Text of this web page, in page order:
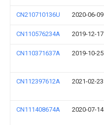
CN210710136U 2020-06-09
CN110576234A 2019-12-17
CN110371637A 2019-10-25
CN112397612A 2021-02-23
CN111408674A 2020-07-14